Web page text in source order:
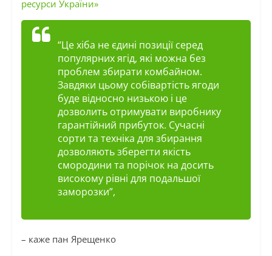
ресурси України»
“Це хіба не єдині позиції серед
популярних ягід, які можна без
проблем збирати комбайном.
Завдяки цьому собівартість ягоди
буде відносно низькою і це
дозволить отримувати виробнику
гарантійний прибуток. Сучасні
сорти та техніка для збирання
дозволяють зберегти якість
смородини та порічок на досить
високому рівні для подальшої
заморозки”,
– каже пан Ярещенко